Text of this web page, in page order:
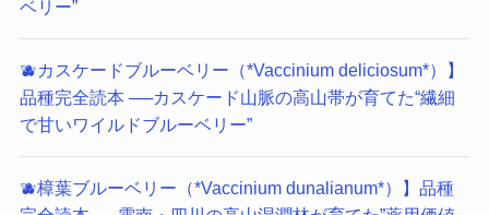
ベリー”
🫐カスケードブルーベリー（*Vaccinium deliciosum*）】
品種完全読本 ──カスケード山脈の高山帯が育てた“繊細
で甘いワイルドブルーベリー”
🫐樟葉ブルーベリー（*Vaccinium dunalianum*）】品種